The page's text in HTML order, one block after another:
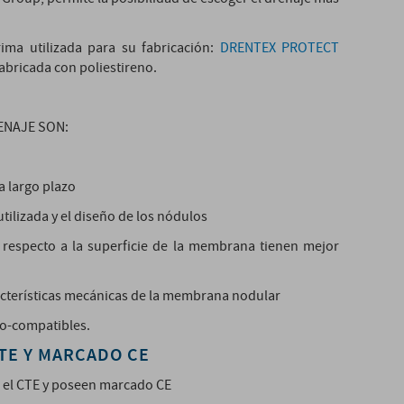
utilizada para su fabricación: DRENTEX PROTECT
con poliestireno.
SON:
largo plazo
y el diseño de los nódulos
a la superficie de la membrana tienen mejor
mecánicas de la membrana nodular
compatibles.
Y MARCADO CE
CTE y poseen marcado CE